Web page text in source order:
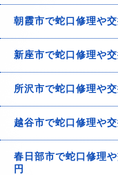
朝霞市で蛇口修理や
新座市で蛇口修理や
所沢市で蛇口修理や
越谷市で蛇口修理や
春日部市で蛇口修理
円